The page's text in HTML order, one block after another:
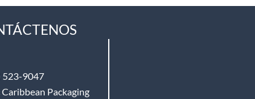
9047
Packaging